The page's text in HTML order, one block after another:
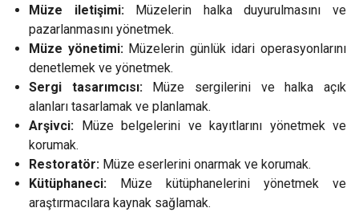
Müze iletişimi:Müzelerin halka duyurulmasını ve
pazarlanmasını yönetmek.
Müze yönetimi:Müzelerin günlük idari operasyonlarını
denetlemek ve yönetmek.
Sergi tasarımcısı:Müze sergilerini ve halka açık
alanları tasarlamak ve planlamak.
Arşivci: Müze belgelerini ve kayıtlarını yönetmek ve
korumak.
Restoratör: Müze eserlerini onarmak ve korumak.
Kütüphaneci: Müze kütüphanelerini yönetmek ve
araştırmacılara kaynak sağlamak.